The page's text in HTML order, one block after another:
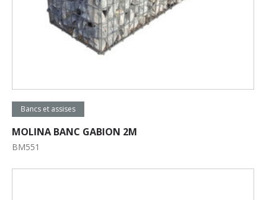
Lire la suite
Bancs et assises
MOLINA BANC GABION 2M
BM551